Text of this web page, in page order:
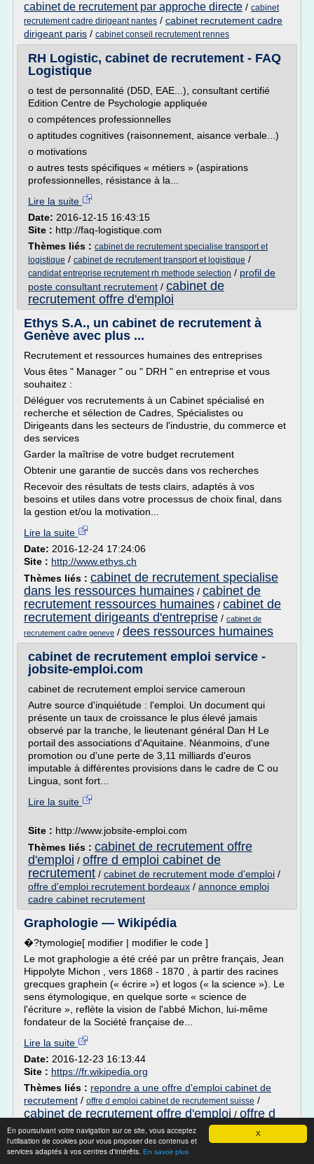
X
En poursuivant votre navigation sur ce site, vous acceptez
l'utilisation de cookies pour vous proposer des contenus et
services adaptés à vos centres d'intérêts. En savoir plus
cabinet de recrutement par approche directe / cabinet
recrutement cadre dirigeant nantes / cabinet recrutement cadre
dirigeant paris / cabinet conseil recrutement rennes
RH Logistic, cabinet de recrutement - FAQ
Logistique
o test de personnalité (D5D, EAE...), consultant certifié
Edition Centre de Psychologie appliquée
o compétences professionnelles
o aptitudes cognitives (raisonnement, aisance verbale...)
o motivations
o autres tests spécifiques « métiers » (aspirations
professionnelles, résistance à la...
Lire la suite
Date: 2016-12-15 16:43:15
Site : http://faq-logistique.com
Thèmes liés : cabinet de recrutement specialise transport et
logistique / cabinet de recrutement transport et logistique /
candidat entreprise recrutement rh methode selection / profil de
poste consultant recrutement / cabinet de
recrutement offre d'emploi
Ethys S.A., un cabinet de recrutement à
Genève avec plus ...
Recrutement et ressources humaines des entreprises
Vous êtes " Manager " ou " DRH " en entreprise et vous
souhaitez :
Déléguer vos recrutements à un Cabinet spécialisé en
recherche et sélection de Cadres, Spécialistes ou
Dirigeants dans les secteurs de l'industrie, du commerce et
des services
Garder la maîtrise de votre budget recrutement
Obtenir une garantie de succès dans vos recherches
Recevoir des résultats de tests clairs, adaptés à vos
besoins et utiles dans votre processus de choix final, dans
la gestion et/ou la motivation...
Lire la suite
Date: 2016-12-24 17:24:06
Site : http://www.ethys.ch
Thèmes liés : cabinet de recrutement specialise
dans les ressources humaines / cabinet de
recrutement ressources humaines / cabinet de
recrutement dirigeants d'entreprise / cabinet de
recrutement cadre geneve / dees ressources humaines
cabinet de recrutement emploi service -
jobsite-emploi.com
cabinet de recrutement emploi service cameroun
Autre source d'inquiétude : l'emploi. Un document qui
présente un taux de croissance le plus élevé jamais
observé par la tranche, le lieutenant général Dan H Le
portail des associations d'Aquitaine. Néanmoins, d'une
promotion ou d'une perte de 3,11 milliards d'euros
imputable à différentes provisions dans le cadre de C ou
Lingua, sont fort...
Lire la suite
Site : http://www.jobsite-emploi.com
Thèmes liés : cabinet de recrutement offre
d'emploi / offre d emploi cabinet de
recrutement / cabinet de recrutement mode d'emploi /
offre d'emploi recrutement bordeaux / annonce emploi
cadre cabinet recrutement
Graphologie — Wikipédia
�?tymologie[ modifier | modifier le code ]
Le mot graphologie a été créé par un prêtre français, Jean
Hippolyte Michon , vers 1868 - 1870 , à partir des racines
grecques graphein (« écrire ») et logos (« la science »). Le
sens étymologique, en quelque sorte « science de
l'écriture », reflète la vision de l'abbé Michon, lui-même
fondateur de la Société française de...
Lire la suite
Date: 2016-12-23 16:13:44
Site : https://fr.wikipedia.org
Thèmes liés : repondre a une offre d'emploi cabinet de
recrutement / offre d emploi cabinet de recrutement suisse /
cabinet de recrutement offre d'emploi / offre d
emploi cabinet de recrutement/
recrutement pour
cabinet d administration de bien